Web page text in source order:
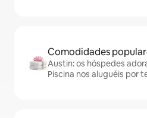
Comodidades
Austin: os hóspedes
Piscina nos aluguéis por